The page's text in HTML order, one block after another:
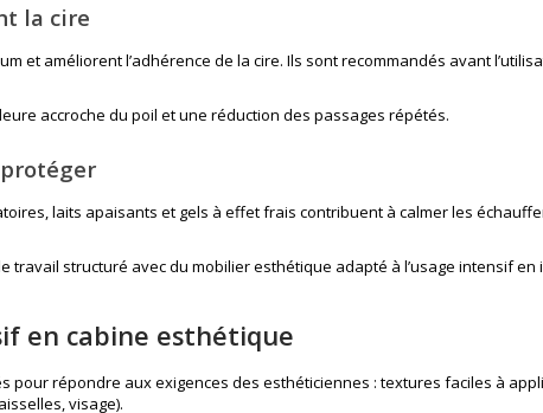
la cire
et améliorent l’adhérence de la cire. Ils sont recommandés avant
accroche du poil et une réduction des passages répétés.
laits apaisants et gels à effet frais contribuent à calmer les
travail structuré avec du mobilier esthétique adapté à l’usage intensif en
en cabine esthétique
répondre aux exigences des esthéticiennes : textures faciles à
visage).